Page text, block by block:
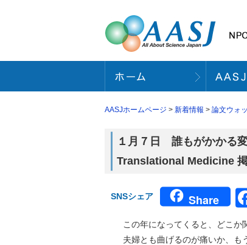
AASJホームページ > 新着情報 > 論文ウォ
１月７日 誰もがかかる
Translational Medicine 掲
SNSシェア Share
この年になってくると、どこか
夫婦とも曲げるのが痛いか、も